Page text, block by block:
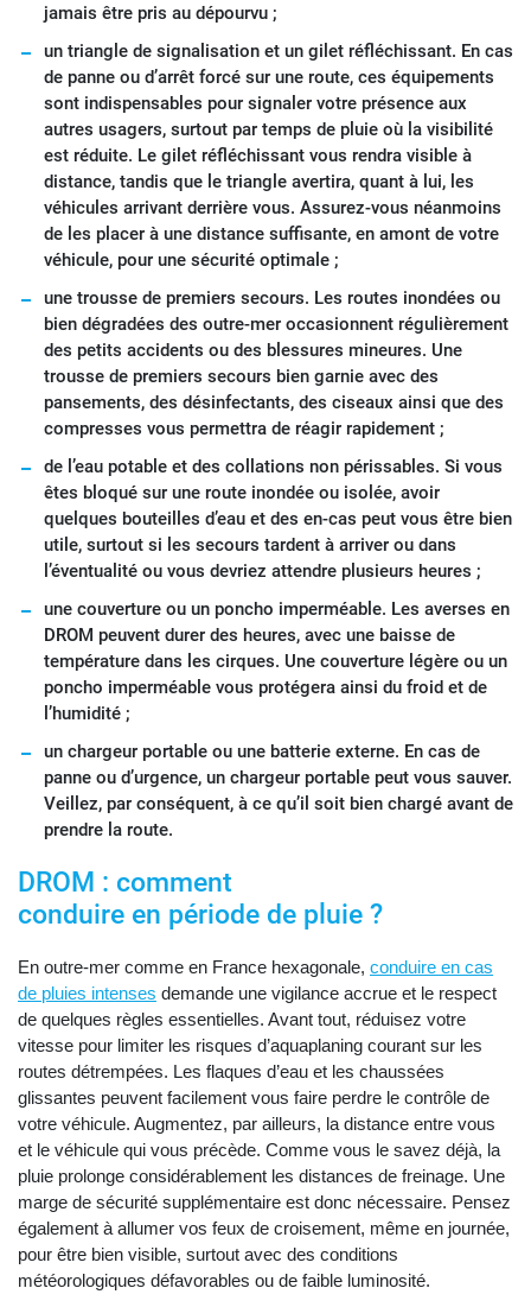
jamais être pris au dépourvu ;
un triangle de signalisation et un gilet réfléchissant. En cas
de panne ou d’arrêt forcé sur une route, ces équipements
sont indispensables pour signaler votre présence aux
autres usagers, surtout par temps de pluie où la visibilité
est réduite. Le gilet réfléchissant vous rendra visible à
distance, tandis que le triangle avertira, quant à lui, les
véhicules arrivant derrière vous. Assurez-vous néanmoins
de les placer à une distance suffisante, en amont de votre
véhicule, pour une sécurité optimale ;
une trousse de premiers secours. Les routes inondées ou
bien dégradées des outre-mer occasionnent régulièrement
des petits accidents ou des blessures mineures. Une
trousse de premiers secours bien garnie avec des
pansements, des désinfectants, des ciseaux ainsi que des
compresses vous permettra de réagir rapidement ;
de l’eau potable et des collations non périssables. Si vous
êtes bloqué sur une route inondée ou isolée, avoir
quelques bouteilles d’eau et des en-cas peut vous être bien
utile, surtout si les secours tardent à arriver ou dans
l’éventualité ou vous devriez attendre plusieurs heures ;
une couverture ou un poncho imperméable. Les averses en
DROM peuvent durer des heures, avec une baisse de
température dans les cirques. Une couverture légère ou un
poncho imperméable vous protégera ainsi du froid et de
l’humidité ;
un chargeur portable ou une batterie externe. En cas de
panne ou d’urgence, un chargeur portable peut vous sauver.
Veillez, par conséquent, à ce qu’il soit bien chargé avant de
prendre la route.
DROM : comment
conduire en période de pluie ?
En outre-mer comme en France hexagonale, conduire en cas
de pluies intenses demande une vigilance accrue et le respect
de quelques règles essentielles. Avant tout, réduisez votre
vitesse pour limiter les risques d’aquaplaning courant sur les
routes détrempées. Les flaques d’eau et les chaussées
glissantes peuvent facilement vous faire perdre le contrôle de
votre véhicule. Augmentez, par ailleurs, la distance entre vous
et le véhicule qui vous précède. Comme vous le savez déjà, la
pluie prolonge considérablement les distances de freinage. Une
marge de sécurité supplémentaire est donc nécessaire. Pensez
également à allumer vos feux de croisement, même en journée,
pour être bien visible, surtout avec des conditions
météorologiques défavorables ou de faible luminosité.